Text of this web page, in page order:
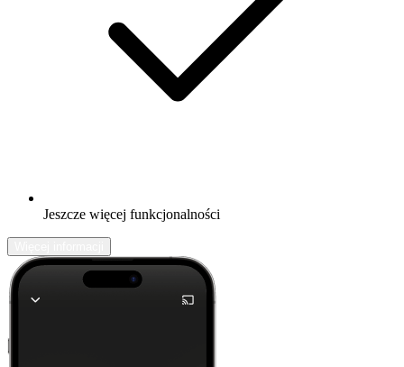
Jeszcze więcej funkcjonalności